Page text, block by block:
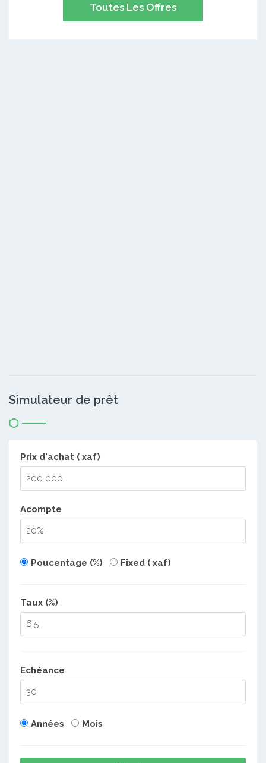
Toutes Les Offres
Simulateur de prêt
Prix d'achat ( xaf)
Acompte
Poucentage (%) Fixed ( xaf)
Taux (%)
Echéance
Années Mois